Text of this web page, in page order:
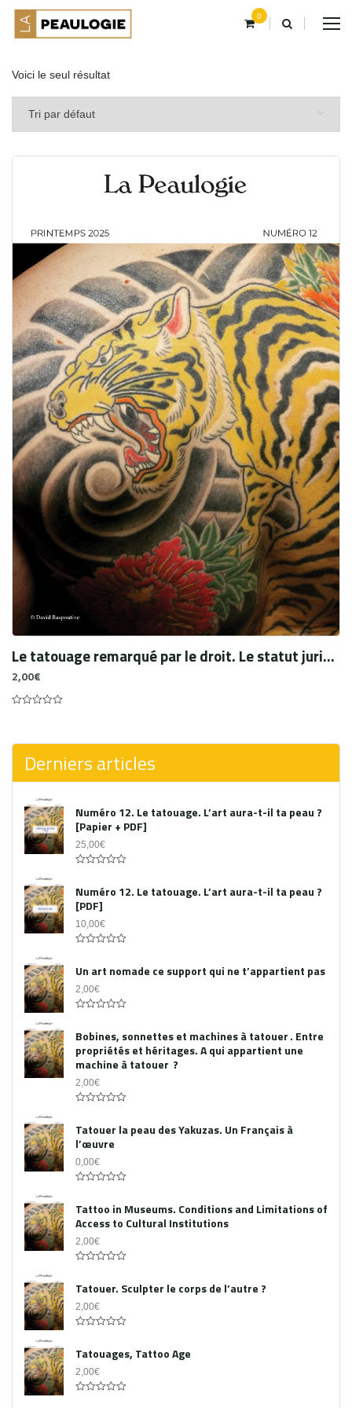
0
Voici le seul résultat
Le tatouage remarqué par le droit. Le statut juridique et fiscal du tatoueur
2,00€
5
Derniers articles
Numéro 12. Le tatouage. L’art aura-t-il ta peau ?
[Papier + PDF]
25,00€
out
of
5
Numéro 12. Le tatouage. L’art aura-t-il ta peau ?
[PDF]
10,00€
out
of
5
Un art nomade ce support qui ne t’appartient pas
2,00€
out
of
5
Bobines, sonnettes et machines à tatouer . Entre
propriétés et héritages. A qui appartient une
machine à tatouer ?
2,00€
out
of
5
Tatouer la peau des Yakuzas. Un Français à
l’œuvre
0,00€
out
of
5
Tattoo in Museums. Conditions and Limitations of
Access to Cultural Institutions
2,00€
out
of
5
Tatouer. Sculpter le corps de l’autre ?
2,00€
out
of
5
Tatouages, Tattoo Age
2,00€